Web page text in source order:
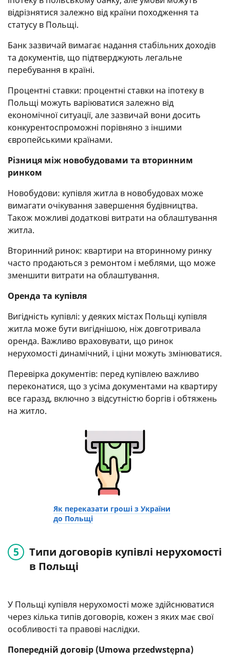
відрізнятися залежно від країни походження та
статусу в Польщі.
Банк зазвичай вимагає надання стабільних доходів
та документів, що підтверджують легальне
перебування в країні.
Процентні ставки: процентні ставки на іпотеку в
Польщі можуть варіюватися залежно від
економічної ситуації, але зазвичай вони досить
конкурентоспроможні порівняно з іншими
європейськими країнами.
Різниця між новобудовами та вторинним
ринком
Новобудови: купівля житла в новобудовах може
вимагати очікування завершення будівництва.
Також можливі додаткові витрати на облаштування
житла.
Вторинний ринок: квартири на вторинному ринку
часто продаються з ремонтом і меблями, що може
зменшити витрати на облаштування.
Оренда та купівля
Вигідність купівлі: у деяких містах Польщі купівля
житла може бути вигіднішою, ніж довготривала
оренда. Важливо враховувати, що ринок
нерухомості динамічний, і ціни можуть змінюватися.
Перевірка документів: перед купівлею важливо
переконатися, що з усіма документами на квартиру
все гаразд, включно з відсутністю боргів і обтяжень
на житло.
Як переказати гроші з України
до Польщі
Типи договорів купівлі нерухомості
в Польщі
У Польщі купівля нерухомості може здійснюватися
через кілька типів договорів, кожен з яких має свої
особливості та правові наслідки.
Попередній договір (Umowa przedwstępna)